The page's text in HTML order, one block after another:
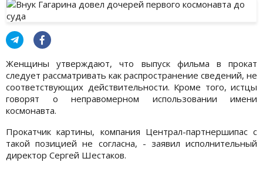
Женщины утверждают, что выпуск фильма в прокат
следует рассматривать как распространение сведений, не
соответствующих действительности. Кроме того, истцы
говорят о неправомерном использовании имени
космонавта.
Прокатчик картины, компания Централ-партнершипас с
такой позицией не согласна, - заявил исполнительный
директор Сергей Шестаков.